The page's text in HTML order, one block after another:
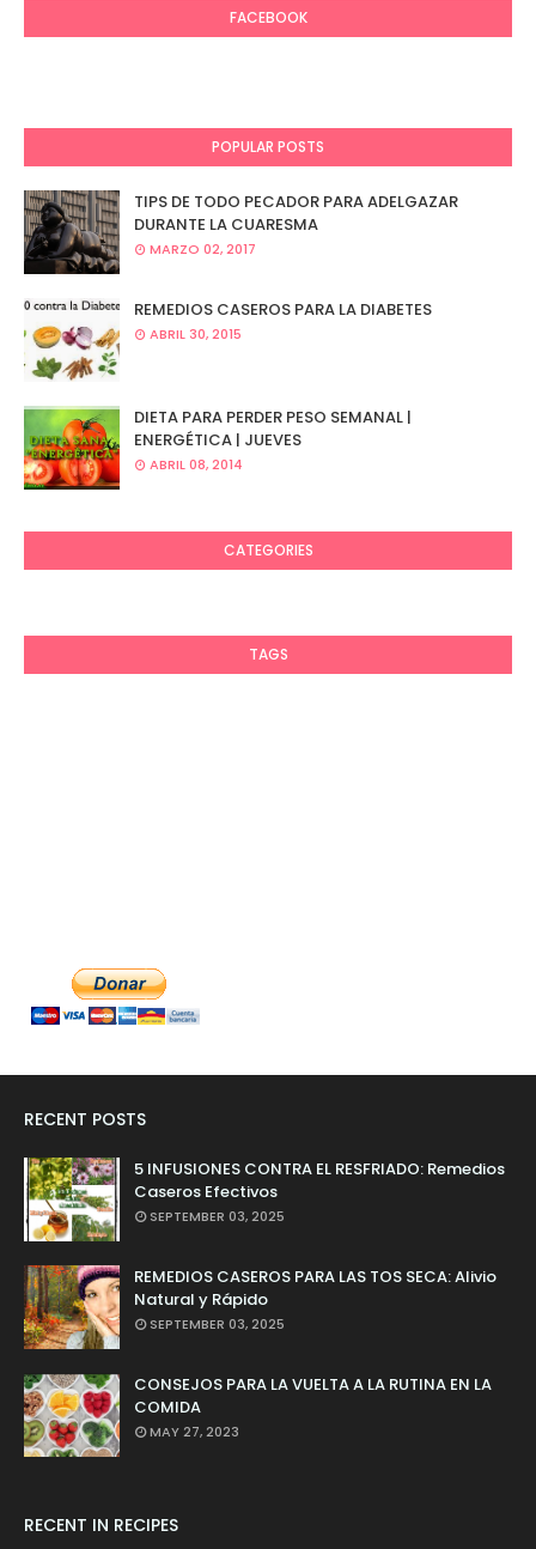
FACEBOOK
POPULAR POSTS
TIPS DE TODO PECADOR PARA ADELGAZAR
DURANTE LA CUARESMA
MARZO 02, 2017
REMEDIOS CASEROS PARA LA DIABETES
ABRIL 30, 2015
DIETA PARA PERDER PESO SEMANAL |
ENERGÉTICA | JUEVES
ABRIL 08, 2014
CATEGORIES
TAGS
RECENT POSTS
5 INFUSIONES CONTRA EL RESFRIADO: Remedios
Caseros Efectivos
SEPTEMBER 03, 2025
REMEDIOS CASEROS PARA LAS TOS SECA: Alivio
Natural y Rápido
SEPTEMBER 03, 2025
CONSEJOS PARA LA VUELTA A LA RUTINA EN LA
COMIDA
MAY 27, 2023
RECENT IN RECIPES